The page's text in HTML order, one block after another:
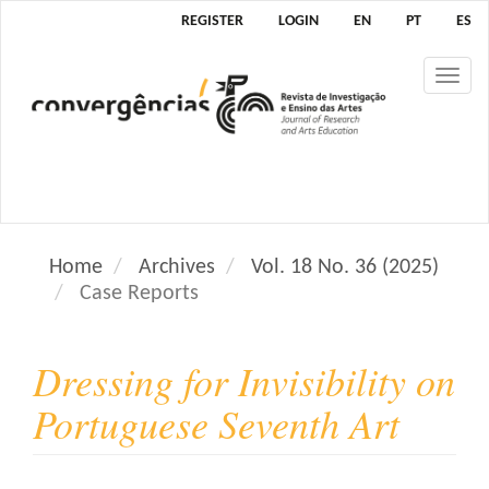
N
g
M
i
REGISTER LOGIN EN PT ES
Home Archives
Vol. 18 No. 36 (2025)
Case Reports
Dressing for Invisibility on
Portuguese Seventh Art